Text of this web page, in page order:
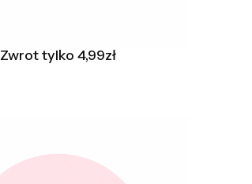
Zwrot tylko 4,99zł